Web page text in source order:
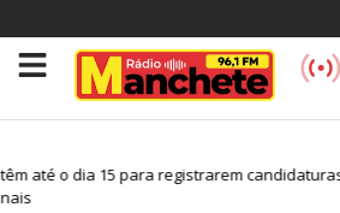
até o dia 15 para registrarem candidaturas